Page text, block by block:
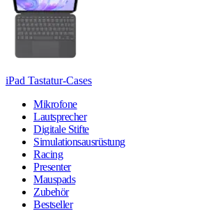
iPad Tastatur-Cases
Mikrofone
Lautsprecher
Digitale Stifte
Simulationsausrüstung
Racing
Presenter
Mauspads
Zubehör
Bestseller